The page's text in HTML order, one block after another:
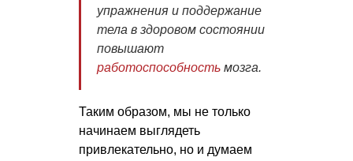
упражнения и поддержание
тела в здоровом состоянии
повышают
работоспособность мозга.
Таким образом, мы не только
начинаем выглядеть
привлекательно, но и думаем